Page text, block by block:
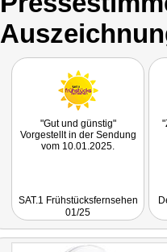
"Gut und günstig"
Vorgestellt in der Sendung
vom 10.01.2025.
SAT.1 Frühstücksfernsehen
01/25